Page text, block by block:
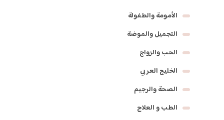
الأمومة والطفولة
التجميل والموضة
الحب والزواج
الخليج العربي
الصحة والرجيم
الطب و العلاج